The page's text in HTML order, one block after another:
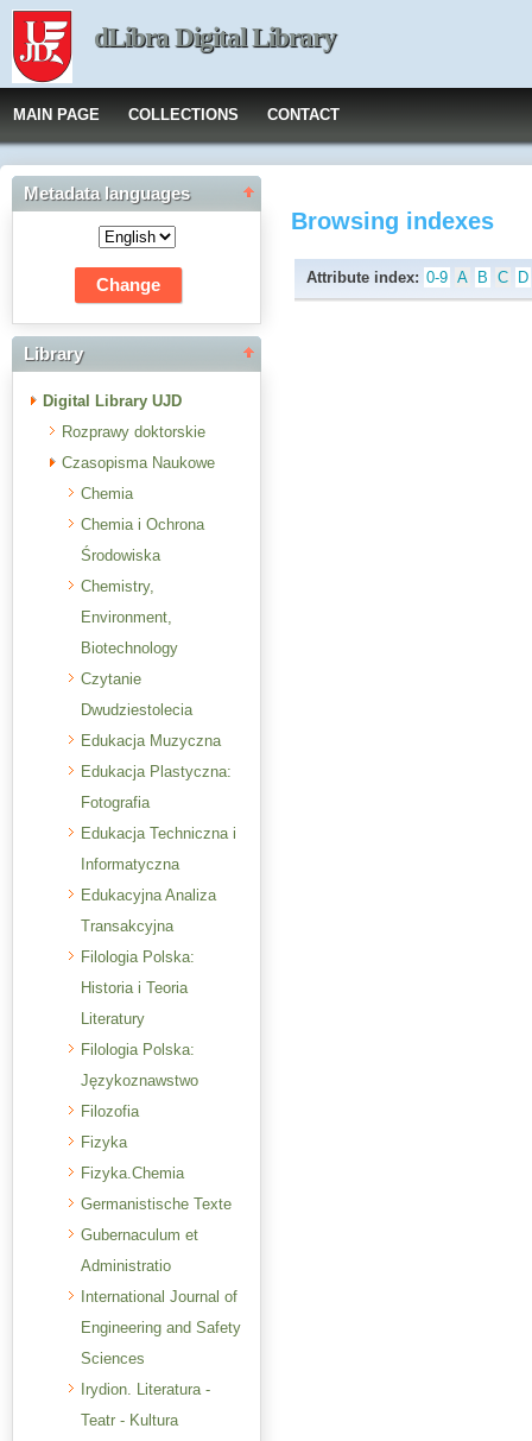
dLibra Digital Library
MAIN PAGE COLLECTIONS CONTACT
Metadata languages
Library
Digital Library UJD
Rozprawy doktorskie
Czasopisma Naukowe
Chemia
Chemia i Ochrona
Środowiska
Chemistry,
Environment,
Biotechnology
Czytanie
Dwudziestolecia
Edukacja Muzyczna
Edukacja Plastyczna:
Fotografia
Edukacja Techniczna i
Informatyczna
Edukacyjna Analiza
Transakcyjna
Filologia Polska:
Historia i Teoria
Literatury
Filologia Polska:
Językoznawstwo
Filozofia
Fizyka
Fizyka.Chemia
Germanistische Texte
Gubernaculum et
Administratio
International Journal of
Engineering and Safety
Sciences
Irydion. Literatura -
Teatr - Kultura
Browsing indexes
Attribute index: 0-9 A B C D